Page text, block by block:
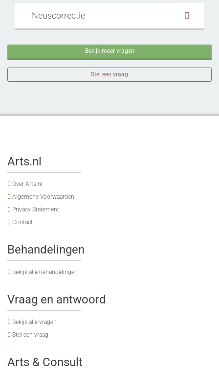
Neuscorrectie
Bekijk meer vragen
Stel een vraag
Arts.nl
Over Arts.nl
Algemene Voorwaarden
Privacy Statement
Contact
Behandelingen
Bekijk alle behandelingen
Vraag en antwoord
Bekijk alle vragen
Stel een vraag
Arts & Consult